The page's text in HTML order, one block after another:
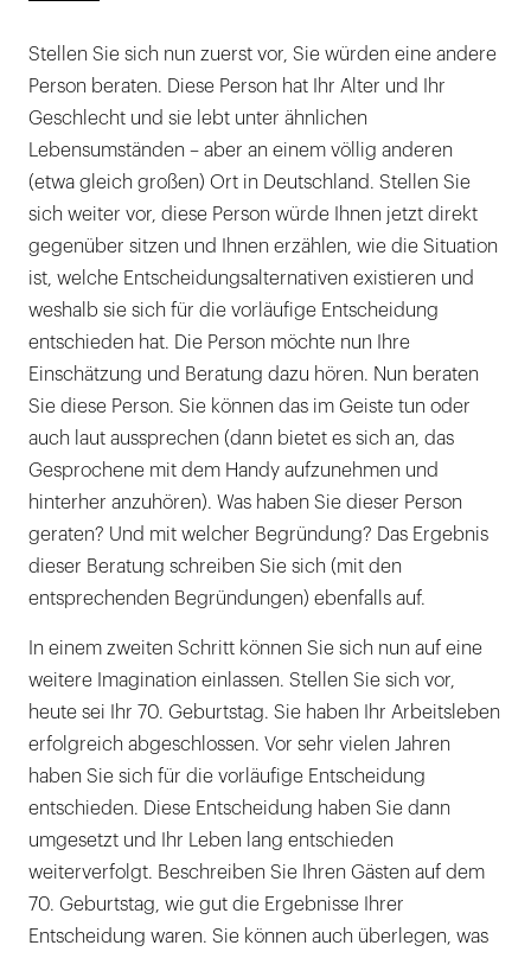
Stellen Sie sich nun zuerst vor, Sie würden eine andere
Person beraten. Diese Person hat Ihr Alter und Ihr
Geschlecht und sie lebt unter ähnlichen
Lebensumständen – aber an einem völlig anderen
(etwa gleich großen) Ort in Deutschland. Stellen Sie
sich weiter vor, diese Person würde Ihnen jetzt direkt
gegenüber sitzen und Ihnen erzählen, wie die Situation
ist, welche Entscheidungsalternativen existieren und
weshalb sie sich für die vorläufige Entscheidung
entschieden hat. Die Person möchte nun Ihre
Einschätzung und Beratung dazu hören. Nun beraten
Sie diese Person. Sie können das im Geiste tun oder
auch laut aussprechen (dann bietet es sich an, das
Gesprochene mit dem Handy aufzunehmen und
hinterher anzuhören). Was haben Sie dieser Person
geraten? Und mit welcher Begründung? Das Ergebnis
dieser Beratung schreiben Sie sich (mit den
entsprechenden Begründungen) ebenfalls auf.
In einem zweiten Schritt können Sie sich nun auf eine
weitere Imagination einlassen. Stellen Sie sich vor,
heute sei Ihr 70. Geburtstag. Sie haben Ihr Arbeitsleben
erfolgreich abgeschlossen. Vor sehr vielen Jahren
haben Sie sich für die vorläufige Entscheidung
entschieden. Diese Entscheidung haben Sie dann
umgesetzt und Ihr Leben lang entschieden
weiterverfolgt. Beschreiben Sie Ihren Gästen auf dem
70. Geburtstag, wie gut die Ergebnisse Ihrer
Entscheidung waren. Sie können auch überlegen, was